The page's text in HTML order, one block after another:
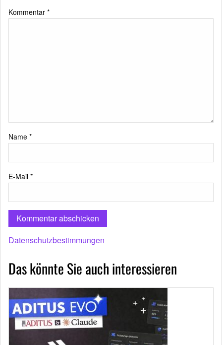
Kommentar *
Name *
E-Mail *
Datenschutzbestimmungen
Das könnte Sie auch interessieren